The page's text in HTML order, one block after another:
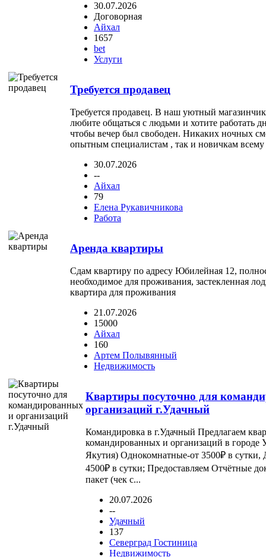
30.07.2026
Договорная
Айхал
1657
bet
Услуги
Требуется продавец
Требуется продавец. В наш уютный
любите общаться с людьми и хотите работать
чтобы вечер был свободен. Никаких ночных
опытным специалистам , так и новичкам
30.07.2026
--
Айхал
79
Елена Рукавичникова
Работа
Аренда квартиры
Сдам квартиру по адресу Юбилейная 12,
необходимое для проживания, застекленная
квартира для проживания
21.07.2026
15000
Айхал
160
Артем Полывянный
Недвижимость
Квартиры посуточно для
организаций г.Удачный
Командировка в г.Удачный Предлагаем
командированных и организаций в городе
Якутия) Однокомнатные-от 3500₽ в сутки,
4500₽ в сутки; Предоставляем Отчётные
пакет (чек с...
20.07.2026
--
Удачный
137
Северград Гостиница
Недвижимость